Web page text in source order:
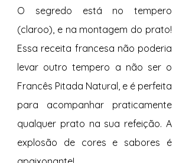
O segredo está no tempero
(claroo), e na montagem do prato!
Essa receita francesa não poderia
levar outro tempero a não ser o
Francês Pitada Natural, e é perfeita
para acompanhar praticamente
qualquer prato na sua refeição. A
explosão de cores e sabores é